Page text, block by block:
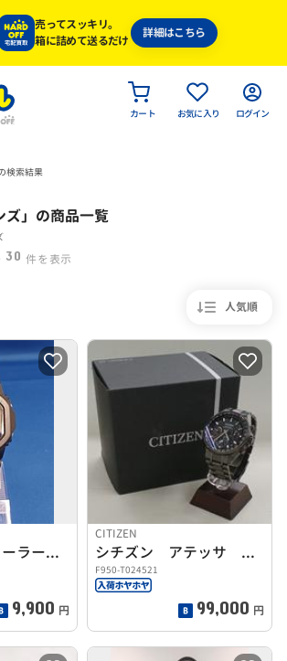
売ってスッキリ。
箱に詰めて送るだけ
詳細はこちら
カート お気に入り ログイン
検索結果
ズ」 の商品一覧
30 件を表示
人気順
CASIO 電波ソーラー腕時計 GW-M5610BA
9,900 円
CITIZEN
シチズン アテッサ メンズ 腕時計
F950-T024521
99,000 円